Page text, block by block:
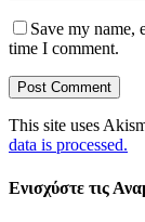
Save my name,
time I comment.
This site uses
data is processed.
Ενισχύστε τις